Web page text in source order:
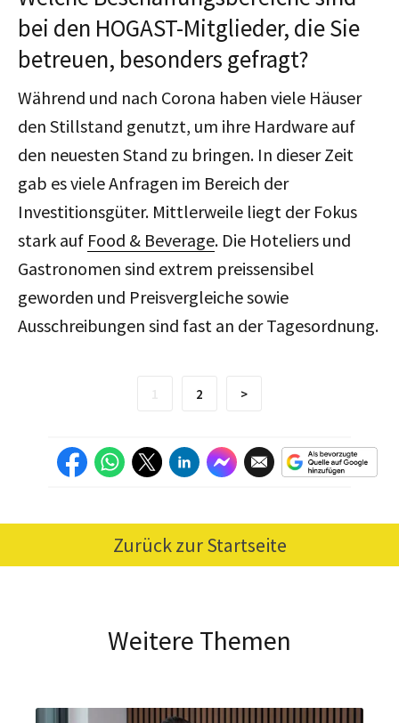
bei den HOGAST-Mitglieder, die Sie
betreuen, besonders gefragt?
Während und nach Corona haben viele Häuser
den Stillstand genutzt, um ihre Hardware auf
den neuesten Stand zu bringen. In dieser Zeit
gab es viele Anfragen im Bereich der
Investitionsgüter. Mittlerweile liegt der Fokus
stark auf Food & Beverage. Die Hoteliers und
Gastronomen sind extrem preissensibel
geworden und Preisvergleiche sowie
Ausschreibungen sind fast an der Tagesordnung.
2 >
Zurück zur Startseite
Weitere Themen